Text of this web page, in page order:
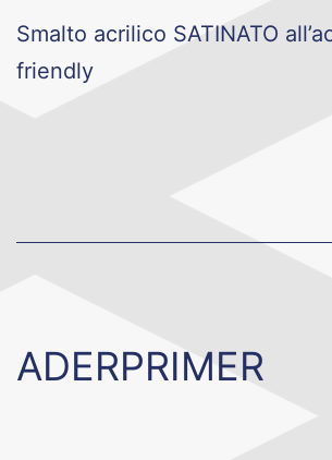
Smalto acrilico SATINATO
friendly
ADERPRIMER